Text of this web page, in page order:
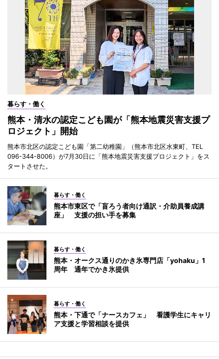
暮らす・働く
熊本・清水の認定こども園が「熊本地震災害支援プ
ロジェクト」開始
熊本市北区の認定こども園「第二幼稚園」（熊本市北区水東町、TEL
096-344-8006）が7月30日に「熊本地震災害支援プロジェクト」をス
タートさせた。
暮らす・働く
熊本市東区で「盲ろう者向け通訳・介助員養成講
座」 支援の担い手を募集
暮らす・働く
熊本・オークス通りのかき氷専門店「yohaku」1
周年 通年でかき氷提供
暮らす・働く
熊本・下通で「ナースカフェ」 看護学生にキャリ
ア支援と学習相談を提供